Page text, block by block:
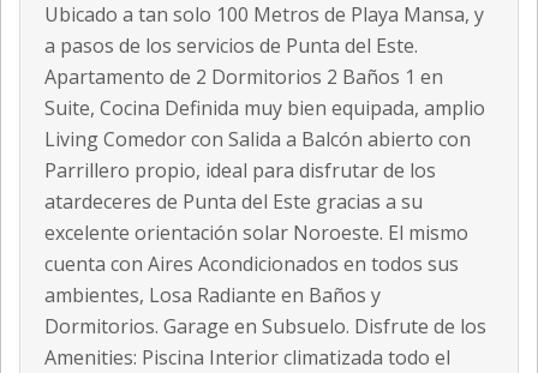
Ubicado a tan solo 100 Metros de Playa Mansa, y
a pasos de los servicios de Punta del Este.
Apartamento de 2 Dormitorios 2 Baños 1 en
Suite, Cocina Definida muy bien equipada, amplio
Living Comedor con Salida a Balcón abierto con
Parrillero propio, ideal para disfrutar de los
atardeceres de Punta del Este gracias a su
excelente orientación solar Noroeste. El mismo
cuenta con Aires Acondicionados en todos sus
ambientes, Losa Radiante en Baños y
Dormitorios. Garage en Subsuelo. Disfrute de los
Amenities: Piscina Interior climatizada todo el